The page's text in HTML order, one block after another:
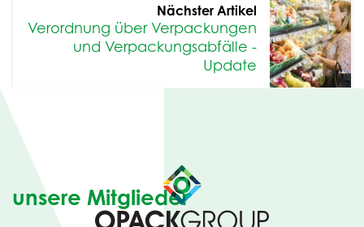
Nächster Artikel
Verordnung über Verpackungen
und Verpackungsabfälle -
Update
unsere Mitglieder